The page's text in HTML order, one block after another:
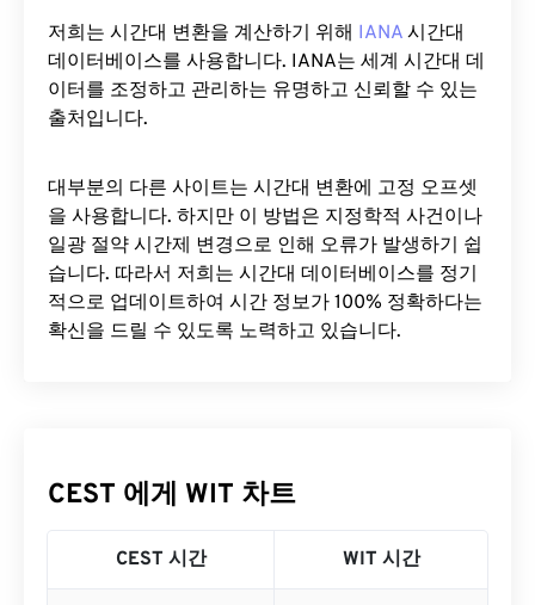
저희는 시간대 변환을 계산하기 위해 IANA 시간대
데이터베이스를 사용합니다. IANA는 세계 시간대 데
이터를 조정하고 관리하는 유명하고 신뢰할 수 있는
출처입니다.
대부분의 다른 사이트는 시간대 변환에 ​​고정 오프셋
을 사용합니다. 하지만 이 방법은 지정학적 사건이나
일광 절약 시간제 변경으로 인해 오류가 발생하기 쉽
습니다. 따라서 저희는 시간대 데이터베이스를 정기
적으로 업데이트하여 시간 정보가 100% 정확하다는
확신을 드릴 수 있도록 노력하고 있습니다.
CEST 에게 WIT 차트
CEST 시간 WIT 시간